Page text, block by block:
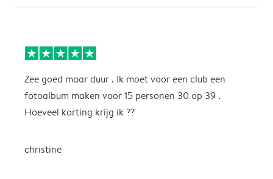
Zee goed maar duur . Ik moet voor een club een
fotoalbum maken voor 15 personen 30 op 39 .
Hoeveel korting krijg ik ??
christine